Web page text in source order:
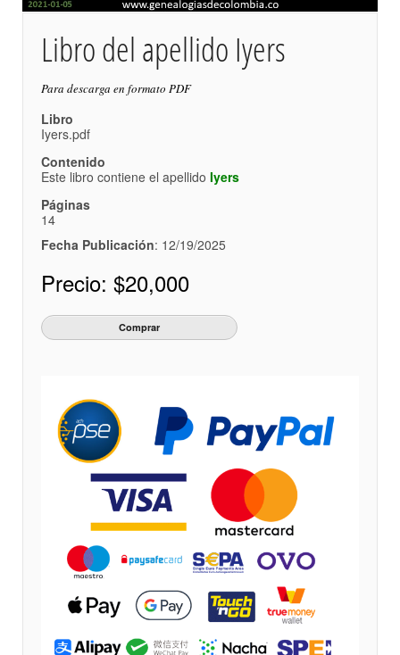
Libro del apellido Iyers
Para descarga en formato PDF
Libro
Iyers.pdf
Contenido
Este libro contiene el apellido Iyers
Páginas
14
Fecha Publicación: 12/19/2025
Precio: $20,000